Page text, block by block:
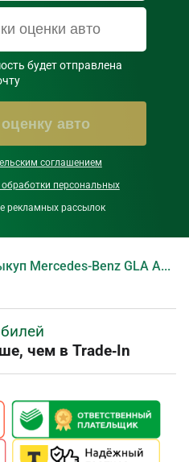
будет отправлена
авто
со всеми
ниже
соглашением
персональных
рекламных рассылок
Выкуп Mercedes-Benz GLA AMG
чем в Trade‑In